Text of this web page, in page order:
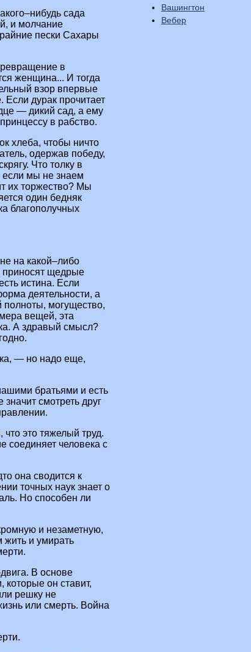
сада
и молчание
пески Сахары
в
женщина... И тогда
взор впервые
дурак прочитает
— дикий сад, а ему
в рабство.
хлеба, чтобы ничто
одержав победу,
Что толку в
если мы не знаем
их торжество? Мы
один бедняк
благополучных
на какой–либо
приносят щедрые
истина. Если
деятельности, а
могущество,
вещей, эта
А здравый смысл?
— но надо еще,
братьями и есть
смотреть друг
это тяжелый труд.
соединяет человека с
она сводится к
точных наук знает о
Но способен ли
и незаметную,
и умирать
В основе
которые он ставит,
решку не
или смерть. Война
Вашингтон
Вебер